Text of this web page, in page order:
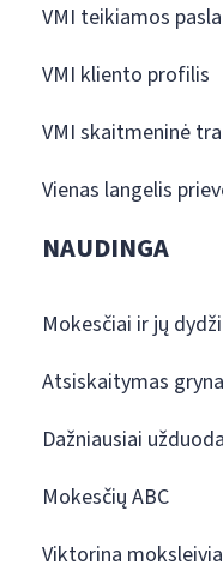
VMI teikiamos
VMI kliento profilis
VMI skaitmeninė
Vienas langelis
NAUDINGA
Mokesčiai ir jų
Atsiskaitymas
Dažniausiai
Mokesčių ABC
Viktorina